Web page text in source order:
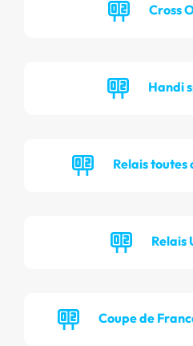
Cross
Handi
Relais toutes
Relais
Coupe de